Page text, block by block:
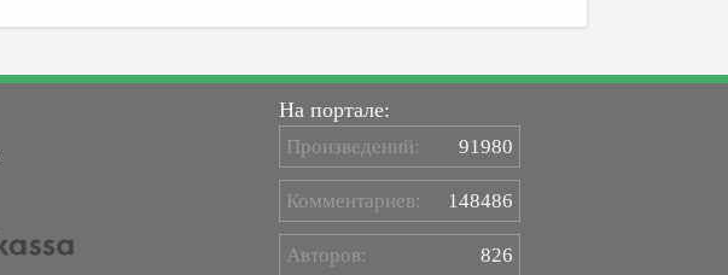
На портале:
Произведений: 91980
Комментариев: 148486
Авторов: 826